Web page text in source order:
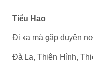
Tiểu Hao
Đi xa mà gặp duyên
Đà La, Thiên Hình,